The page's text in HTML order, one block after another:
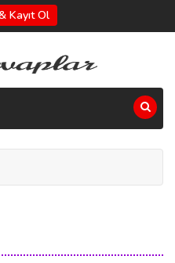
Kayıt Ol